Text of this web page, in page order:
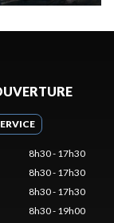
8h30 - 17h30
8h30 - 17h30
8h30 - 17h30
8h30 - 19h00